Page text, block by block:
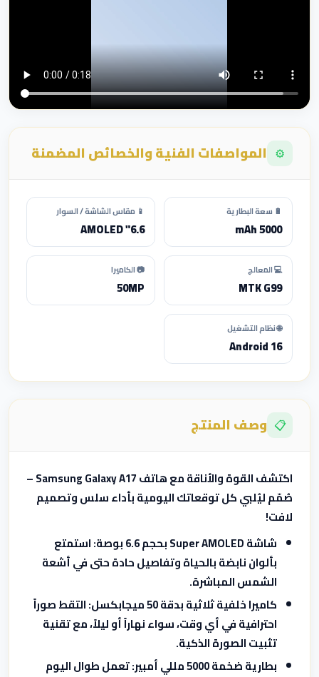
⚙️ المواصفات الفنية والخصائص المضمنة
🔋 سعة البطارية
5000 mAh
📱 مقاس الشاشة / السوار
6.6" AMOLED
💻 المعالج
MTK G99
📷 الكاميرا
50MP
🌐 نظام التشغيل
Android 16
📋 وصف المنتج
اكتشف القوة والأناقة مع هاتف Samsung Galaxy A17 –
صُمّم ليُلبي كل توقعاتك اليومية بأداء سلس وتصميم
لافت!
شاشة Super AMOLED بحجم 6.6 بوصة:
استمتع
بألوان نابضة بالحياة وتفاصيل حادة حتى في أشعة
الشمس المباشرة.
كاميرا خلفية ثلاثية بدقة 50 ميجابكسل:
التقط صوراً
احترافية في أي وقت، سواء نهاراً أو ليلاً، مع تقنية
تثبيت الصورة الذكية.
بطارية ضخمة 5000 مللي أمبير:
تعمل طوال اليوم